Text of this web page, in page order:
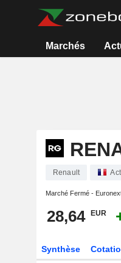
Marchés
Renault
Marché Fermé -
28,64 EUR
Synthèse